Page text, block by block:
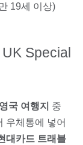
19세 이상)
Special
국 여행지 중
우체통에 넣어
대카드 트래블